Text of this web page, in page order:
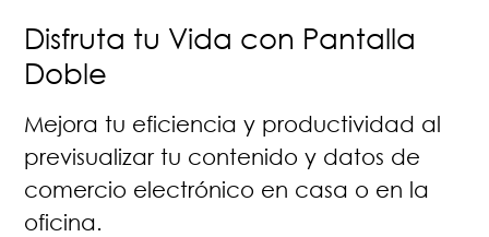
Disfruta tu Vida con Pantalla
Doble
Mejora tu eficiencia y productividad al
previsualizar tu contenido y datos de
comercio electrónico en casa o en la
oficina.